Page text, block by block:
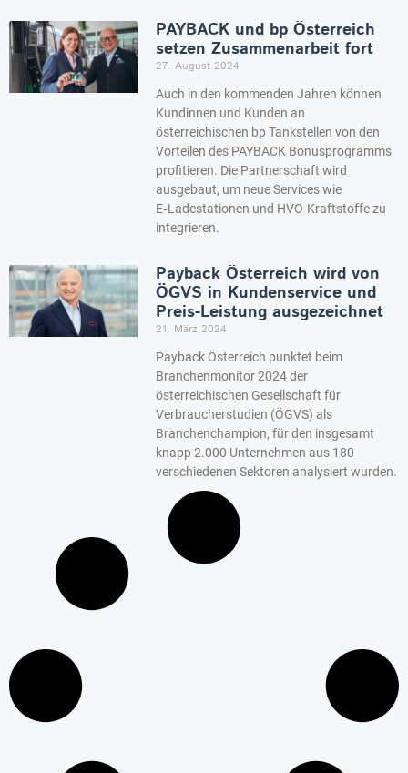
PAYBACK und bp Österreich
setzen Zusammenarbeit fort
27. August 2024
Auch in den kommenden Jahren können
Kundinnen und Kunden an
österreichischen bp Tankstellen von den
Vorteilen des PAYBACK Bonusprogramms
profitieren. Die Partnerschaft wird
ausgebaut, um neue Services wie
E‑Ladestationen und HVO-Kraftstoffe zu
integrieren.
Payback Österreich wird von
ÖGVS in Kundenservice und
Preis-Leistung ausgezeichnet
21. März 2024
Payback Österreich punktet beim
Branchenmonitor 2024 der
österreichischen Gesellschaft für
Verbraucherstudien (ÖGVS) als
Branchenchampion, für den insgesamt
knapp 2.000 Unternehmen aus 180
verschiedenen Sektoren analysiert wurden.